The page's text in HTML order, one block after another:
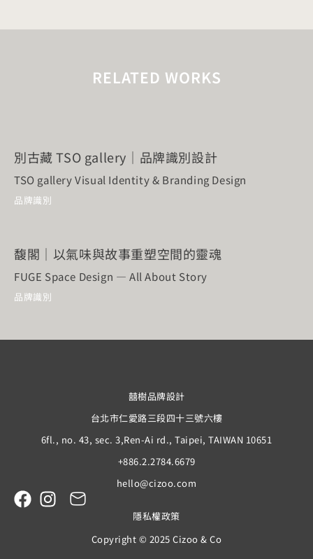
RELATED WORKS
別古藏 TSO gallery｜品牌識別設計
TSO gallery Visual Identity & Branding Design
品牌識別
馥閣｜以氣味與故事重塑空間的靈魂
FUGE Space Design — All About Story
品牌識別
囍樹品牌設計
台北市仁愛路三段四十三號六樓
6fl., no. 43, sec. 3,Ren-Ai rd., Taipei, TAIWAN 10651
+886.2.2784.6679
hello@cizoo.com
隱私權政策
Copyright © 2025 Cizoo & Co